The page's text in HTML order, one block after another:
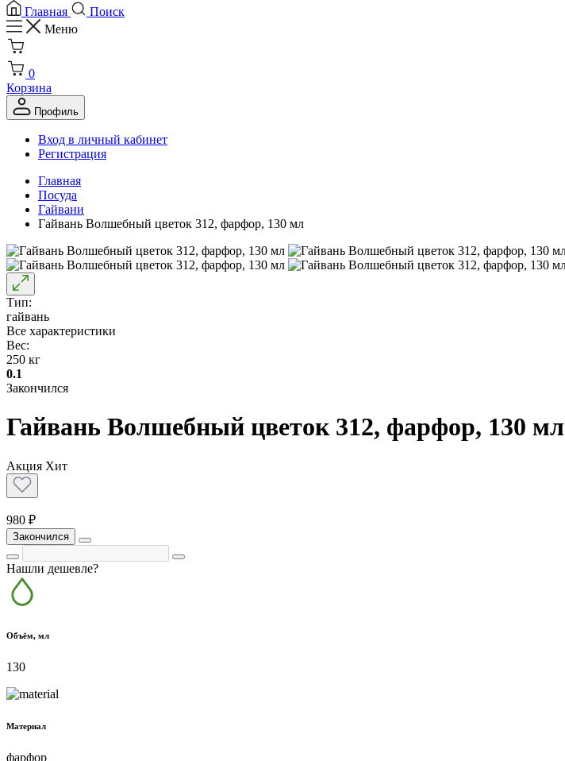
Главная
Поиск
Меню
0
Корзина
Профиль
Вход в личный кабинет
Регистрация
Главная
Посуда
Гайвани
Гайвань Волшебный цветок 312, фарфор, 130 мл
Тип:
гайвань
Все характеристики
Вес:
250 кг
0.1
Закончился
Гайвань Волшебный цветок 312, фарфор, 130 мл
Акция Хит
980 ₽
Закончился
Нашли дешевле?
Объём, мл
130
Материал
фарфор